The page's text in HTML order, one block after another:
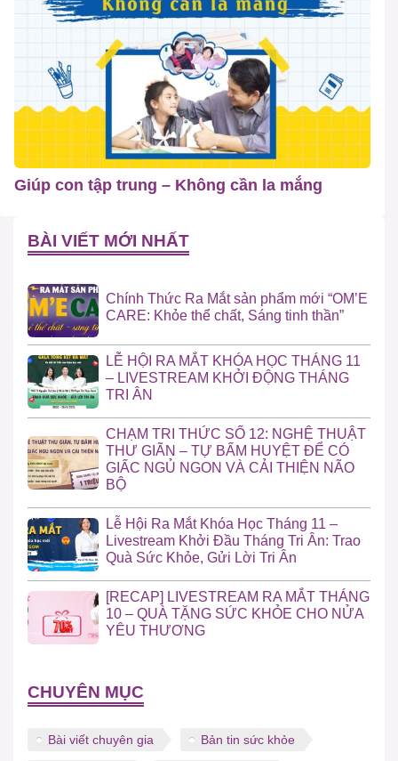
Giúp con tập trung – Không cần la mắng
BÀI VIẾT MỚI NHẤT
Chính Thức Ra Mắt sản phẩm mới “OM’E
CARE: Khỏe thể chất, Sáng tinh thần”
LỄ HỘI RA MẮT KHÓA HỌC THÁNG 11
– LIVESTREAM KHỞI ĐỘNG THÁNG
TRI ÂN
CHẠM TRI THỨC SỐ 12: NGHỆ THUẬT
THƯ GIÃN – TỰ BẤM HUYỆT ĐỂ CÓ
GIẤC NGỦ NGON VÀ CẢI THIỆN NÃO
BỘ
Lễ Hội Ra Mắt Khóa Học Tháng 11 –
Livestream Khởi Đầu Tháng Tri Ân: Trao
Quà Sức Khỏe, Gửi Lời Tri Ân
[RECAP] LIVESTREAM RA MẮT THÁNG
10 – QUÀ TẶNG SỨC KHỎE CHO NỬA
YÊU THƯƠNG
CHUYÊN MỤC
Bài viết chuyên gia Bản tin sức khỏe